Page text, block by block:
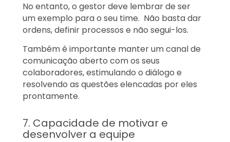
No entanto, o gestor deve lembrar de ser
um exemplo para o seu time. Não basta dar
ordens, definir processos e não segui-los.
Também é importante manter um canal de
comunicação aberto com os seus
colaboradores, estimulando o diálogo e
resolvendo as questões elencadas por eles
prontamente.
7. Capacidade de motivar e
desenvolver a equipe